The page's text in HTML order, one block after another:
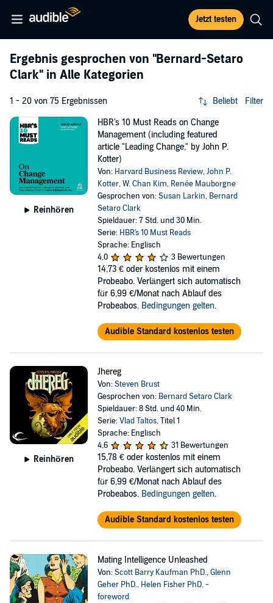
Jetzt testen
Ergebnis gesprochen von "Bernard-Setaro
Clark" in Alle Kategorien
1 - 20 von 75 Ergebnissen Beliebt Filter
Reinhören
HBR's 10 Must Reads on Change
Management (including featured
article "Leading Change," by John P.
Kotter)
Von: Harvard Business Review,John P.
Kotter,W. Chan Kim, Renée Mauborgne
Gesprochen von:Susan Larkin, Bernard
Setaro Clark
Spieldauer: 7 Std. und 30 Min.
Serie: HBR's 10 Must Reads
Sprache: Englisch
4,0
3 Bewertungen
14,73 € oder kostenlos mit einem
Probeabo. Verlängert sich automatisch
für 6,99 €/Monat nach Ablauf des
Probeabos. Bedingungen gelten.
Audible Standard kostenlos testen
Reinhören
Jhereg
Von:Steven Brust
Gesprochen von: Bernard Setaro Clark
Spieldauer: 8 Std. und 40 Min.
Serie:Vlad Taltos, Titel 1
Sprache: Englisch
4,6
31 Bewertungen
15,78 € oder kostenlos mit einem
Probeabo. Verlängert sich automatisch
für 6,99 €/Monat nach Ablauf des
Probeabos. Bedingungen gelten.
Audible Standard kostenlos testen
Mating Intelligence Unleashed
Von:Scott Barry Kaufman PhD.,Glenn
Geher PhD., Helen Fisher PhD. -
foreword